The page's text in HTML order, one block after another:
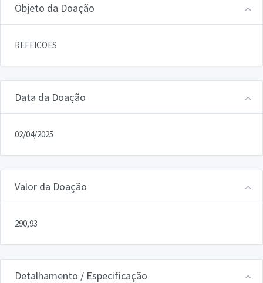
Objeto da Doação
REFEICOES
Data da Doação
02/04/2025
Valor da Doação
290,93
Detalhamento / Especificação